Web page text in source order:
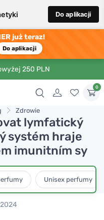
Do aplikacji
już teraz!
Do aplikacji
250 PLN
0
Zdrowie
lymfatický
systém hraje
imunitním sy
Unisex perfumy